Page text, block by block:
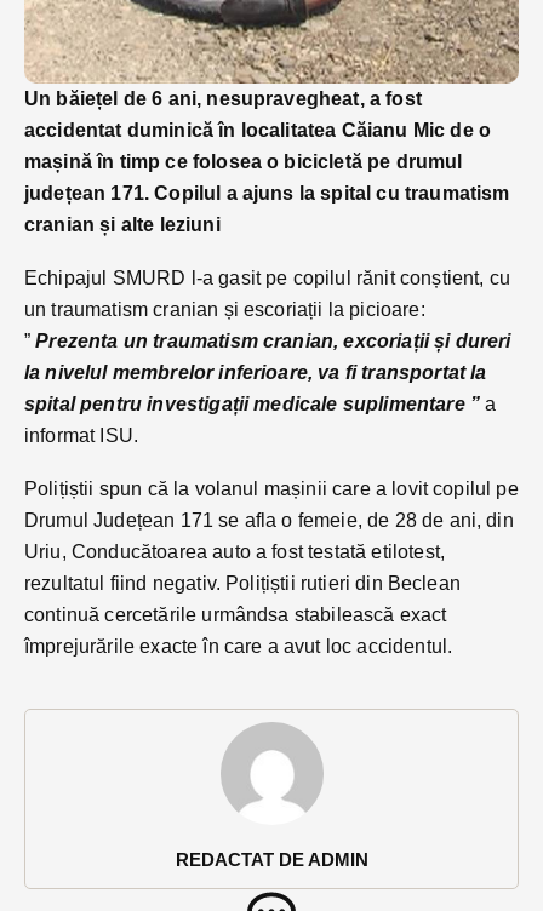
REDACTAT DE ADMIN
Un băiețel de 6 ani, nesupravegheat, a fost
accidentat duminică în localitatea Căianu Mic de o
mașină în timp ce folosea o bicicletă pe drumul
județean 171. Copilul a ajuns la spital cu traumatism
cranian și alte leziuni
Echipajul SMURD l-a gasit pe copilul rănit conștient, cu
un traumatism cranian și escoriații la picioare:
”Prezenta un traumatism cranian, excoriații și dureri
la nivelul membrelor inferioare, va fi transportat la
spital pentru investigații medicale suplimentare ”a
informat ISU.
Polițiștii spun că la volanul mașinii care a lovit copilul pe
Drumul Județean 171 se afla o femeie, de 28 de ani, din
Uriu, Conducătoarea auto a fost testată etilotest,
rezultatul fiind negativ. Polițiștii rutieri din Beclean
continuă cercetările urmândsa stabilească exact
împrejurările exacte în care a avut loc accidentul.